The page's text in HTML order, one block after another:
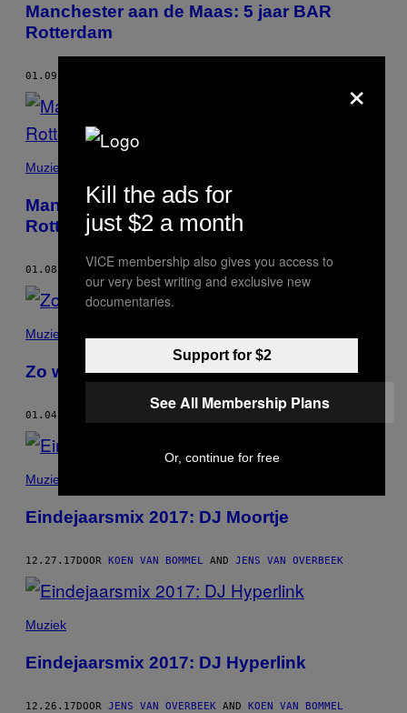
Manchester aan de Maas: 5 jaar BAR
Rotterdam
01.09.18
Muziek
Manchester aan de Maas: 5 jaar BAR
Rotterdam
01.08.18 DOORJENS VAN OVERBEEK
Muziek
Zo was 2017 voor je favoriete clubs
01.04.18
Muziek
Eindejaarsmix 2017: DJ Moortje
12.27.17DOOR KOEN VAN BOMMEL AND JENS VAN OVERBEEK
Muziek
Eindejaarsmix 2017: DJ Hyperlink
12.26.17DOOR JENS VAN OVERBEEK AND KOEN VAN BOMMEL
×
Kill the ads for
just $2 a month
VICE membership also gives you access to
our very best writing and exclusive new
documentaries.
Support for $2
See All Membership Plans
Or, continue for free